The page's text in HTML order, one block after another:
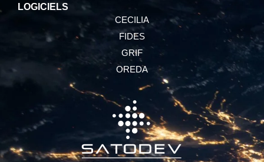
LOGICIELS
CECILIA
FIDES
GRIF
OREDA